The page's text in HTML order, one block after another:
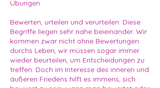
Übungen
Bewerten, urteilen und verurteilen: Diese
Begriffe liegen sehr nahe beieinander. Wir
kommen zwar nicht ohne Bewertungen
durchs Leben, wir müssen sogar immer
wieder beurteilen, um Entscheidungen zu
treffen. Doch im Interesse des inneren und
äußeren Friedens hilft es immens, sich